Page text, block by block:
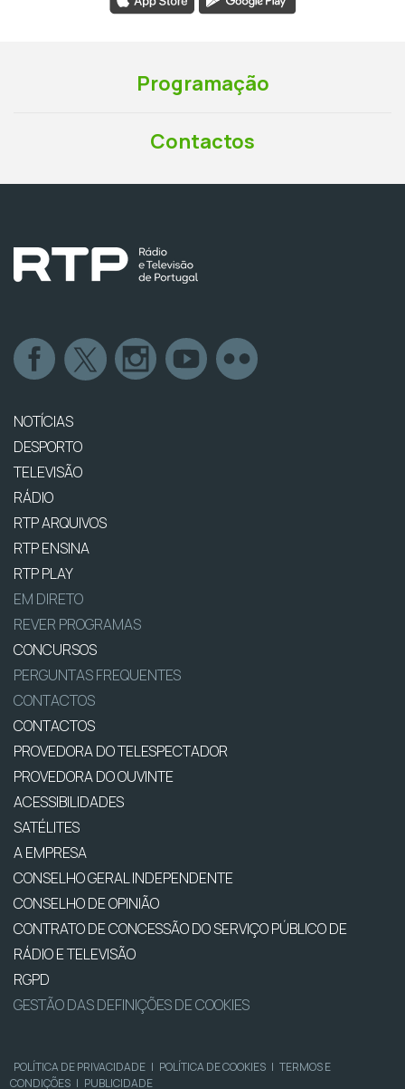
Programação
Contactos
NOTÍCIAS
DESPORTO
TELEVISÃO
RÁDIO
RTP ARQUIVOS
RTP ENSINA
RTP PLAY
EM DIRETO
REVER PROGRAMAS
CONCURSOS
PERGUNTAS FREQUENTES
CONTACTOS
CONTACTOS
PROVEDORA DO TELESPECTADOR
PROVEDORA DO OUVINTE
ACESSIBILIDADES
SATÉLITES
A EMPRESA
CONSELHO GERAL INDEPENDENTE
CONSELHO DE OPINIÃO
CONTRATO DE CONCESSÃO DO SERVIÇO PÚBLICO DE
RÁDIO E TELEVISÃO
RGPD
GESTÃO DAS DEFINIÇÕES DE COOKIES
POLÍTICA DE PRIVACIDADE | POLÍTICA DE COOKIES | TERMOS E
CONDIÇÕES | PUBLICIDADE